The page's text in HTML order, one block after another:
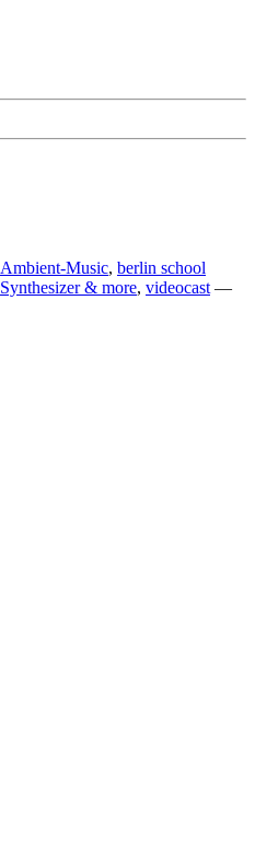
Ambient-Music, berlin school
Synthesizer & more, videocast —